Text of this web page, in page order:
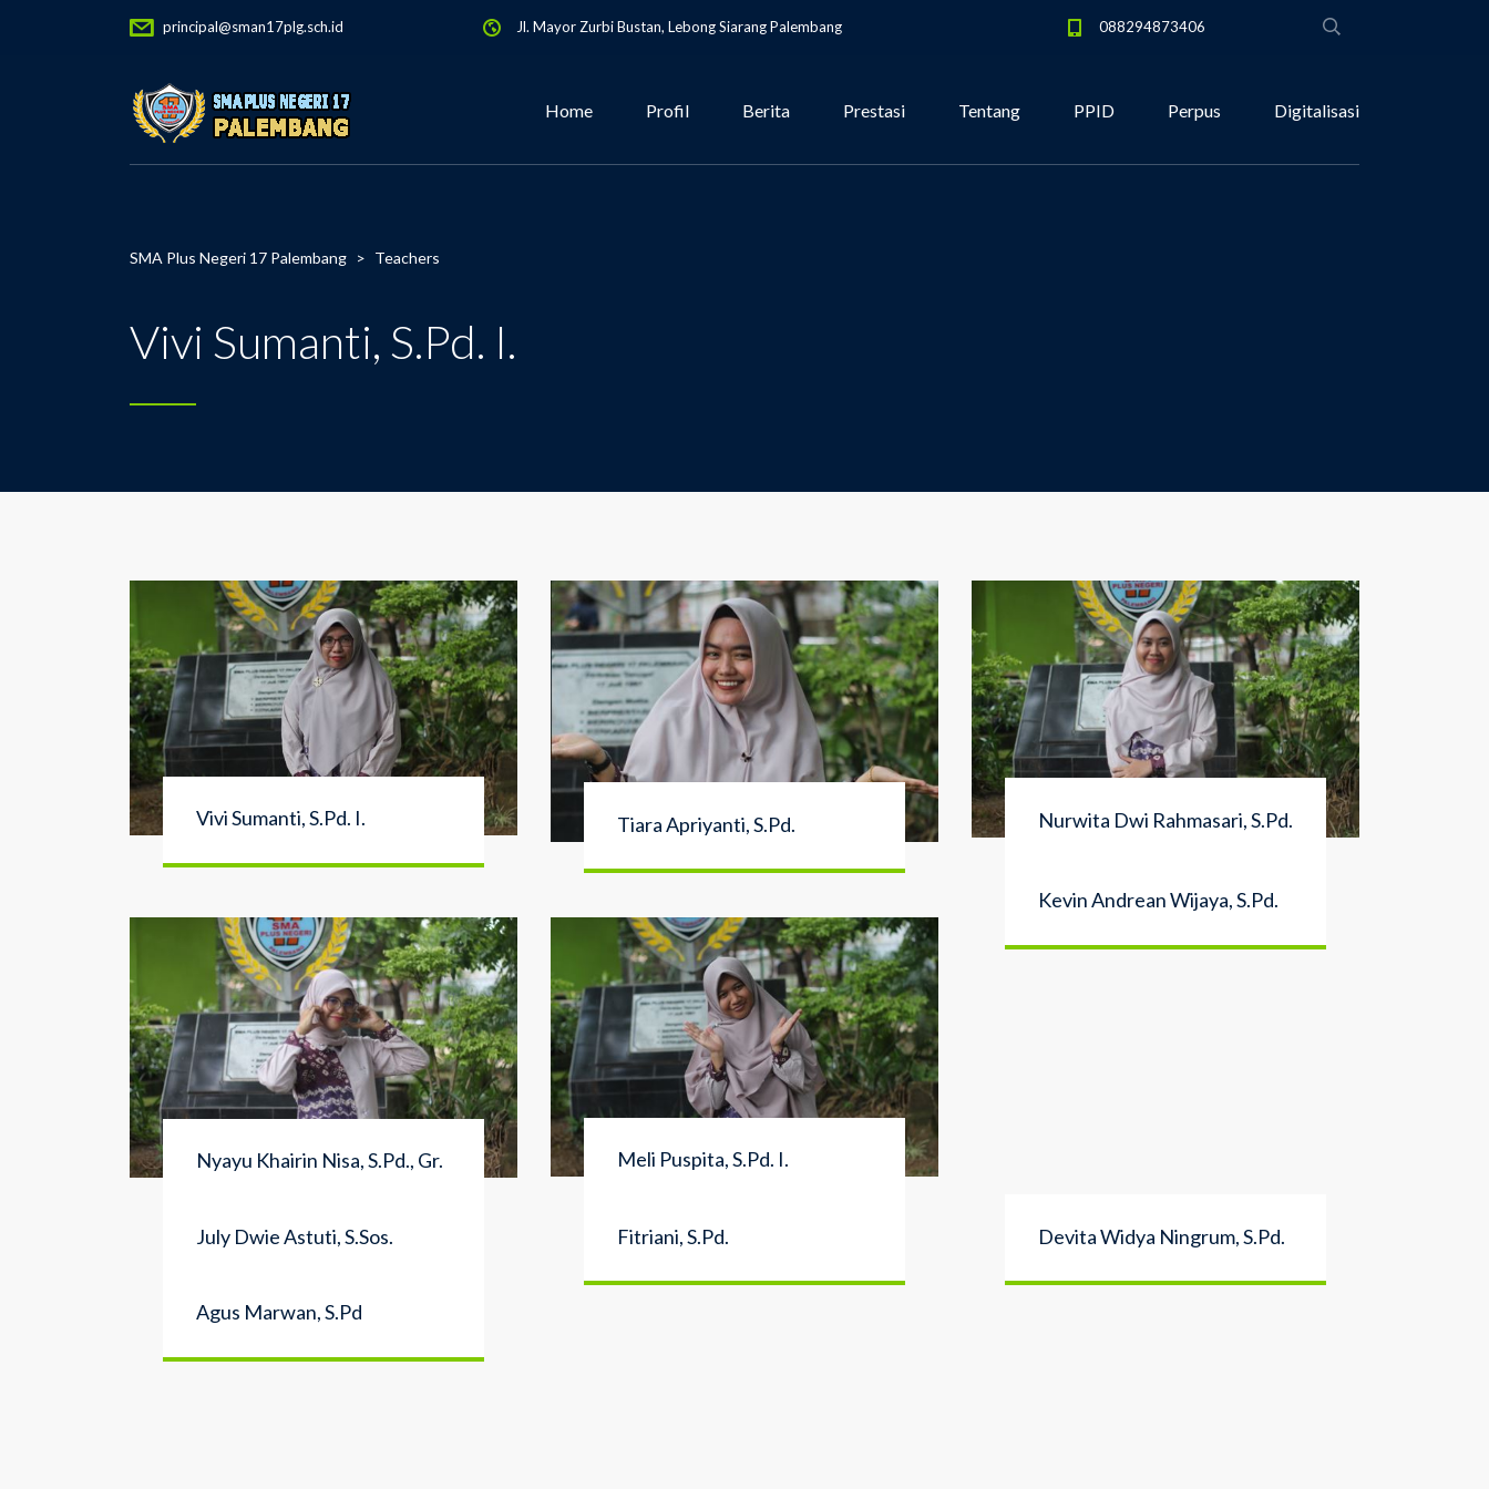
principal@sman17plg.sch.id Jl. Mayor Zurbi Bustan, Lebong Siarang Palembang 088294873406
Home Profil Berita Prestasi Tentang PPID Perpus Digitalisasi
SMA Plus Negeri 17 Palembang > Teachers
Vivi Sumanti, S.Pd. I.
Vivi Sumanti, S.Pd. I. Tiara Apriyanti, S.Pd. Nurwita Dwi Rahmasari, S.Pd.
Nyayu Khairin Nisa, S.Pd., Gr. Meli Puspita, S.Pd. I.
Kevin Andrean Wijaya, S.Pd.
July Dwie Astuti, S.Sos. Fitriani, S.Pd. Devita Widya Ningrum, S.Pd.
Agus Marwan, S.Pd